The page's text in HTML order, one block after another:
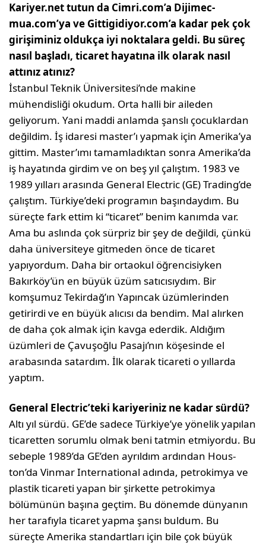
Kariyer.net tutun da Cimri.com’a Dijimec­
mua.com’ya ve Gittigi­diyor.com’a kadar pek çok
girişiminiz olduk­ça iyi noktalara geldi. Bu süreç
nasıl başladı, ticaret hayatına ilk olarak nasıl
attınız atınız?
İstanbul Teknik Üniversitesi’nde makine
mühendisliği okudum. Orta halli bir aile­den
geliyorum. Yani maddi anlamda şanslı çocuklardan
değildim. İş idaresi master’ı yapmak için Amerika’ya
gittim. Master’ı­mı tamamladıktan sonra Amerika’da
iş ha­yatında girdim ve on beş yıl çalıştım. 1983 ve
1989 yılları arasında General Electric (GE) Trading’de
çalıştım. Türkiye’deki programın başındaydım. Bu
süreçte fark ettim ki “ticaret” benim kanımda var.
Ama bu aslında çok sürpriz bir şey de değildi, çünkü
daha üniversiteye gitmeden önce de ticaret
yapıyordum. Daha bir ortaokul öğrencisiyken
Bakırköy’ün en büyük üzüm satıcısıydım. Bir
komşumuz Tekirdağ’ın Yapıncak üzümlerinden
getirirdi ve en büyük alıcısı da bendim. Mal alırken
de daha çok almak için kavga ederdik. Aldı­ğım
üzümleri de Çavuşoğlu Pasajı’nın kö­şesinde el
arabasında satardım. İlk olarak ticareti o yıllarda
yaptım.
General Electric’teki kariyeriniz ne kadar sürdü?
Altı yıl sürdü. GE’de sadece Türkiye’ye yönelik yapılan
ticaretten sorumlu ol­mak beni tatmin etmiyordu. Bu
sebeple 1989’da GE’den ayrıldım ardından Hous­
ton’da Vinmar International adında, petrokimya ve
plastik ticareti yapan bir şirkette petrokimya
bölümünün başına geçtim. Bu dönemde dünyanın
her ta­rafıyla ticaret yapma şansı buldum. Bu
süreçte Amerika standartları için bile çok büyük